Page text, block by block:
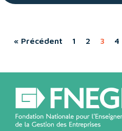
« Précédent 1 2 3 4